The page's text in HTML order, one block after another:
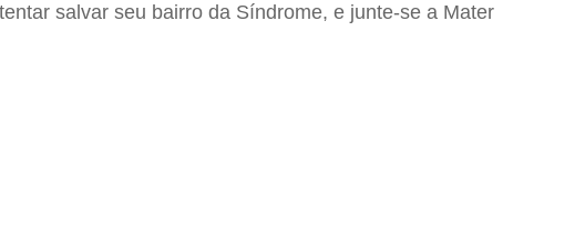
salvar seu bairro da Síndrome, e junte-se a Mater